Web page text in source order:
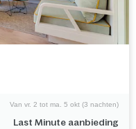
Last Minute aanbieding
Van vr. 2 tot ma. 5 okt (3 nachten)